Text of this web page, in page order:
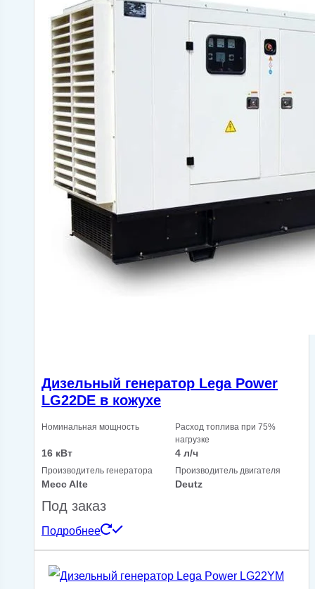
Дизельный генератор Lega Power
LG22DE в кожухе
Номинальная мощность
16 кВт
Расход топлива при 75%
нагрузке
4 л/ч
Производитель генератора
Mecc Alte
Производитель двигателя
Deutz
Под заказ
Подробнее